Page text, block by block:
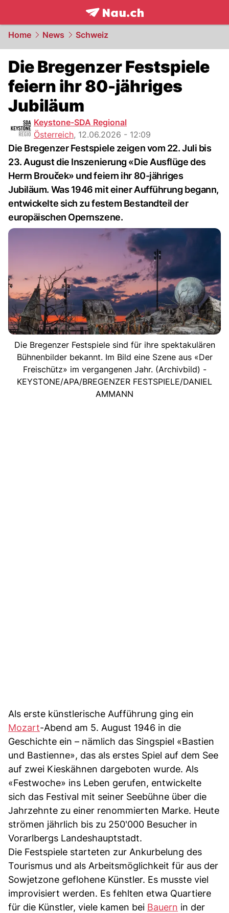
frontpage.NAU.ch
Home News Schweiz
Die Bregenzer Festspiele
feiern ihr 80-jähriges
Jubiläum
Keystone-SDA Regional
Österreich, 12.06.2026 - 12:09
Die Bregenzer Festspiele zeigen vom 22. Juli bis
23. August die Inszenierung «Die Ausflüge des
Herrn Brouček» und feiern ihr 80-jähriges
Jubiläum. Was 1946 mit einer Aufführung begann,
entwickelte sich zu festem Bestandteil der
europäischen Opernszene.
Die Bregenzer Festspiele sind für ihre spektakulären
Bühnenbilder bekannt. Im Bild eine Szene aus «Der
Freischütz» im vergangenen Jahr. (Archivbild) -
KEYSTONE/APA/BREGENZER FESTSPIELE/DANIEL
AMMANN
Als erste künstlerische Aufführung ging ein
Mozart-Abend am 5. August 1946 in die
Geschichte ein – nämlich das Singspiel «Bastien
und Bastienne», das als erstes Spiel auf dem See
auf zwei Kieskähnen dargeboten wurde. Als
«Festwoche» ins Leben gerufen, entwickelte
sich das Festival mit seiner Seebühne über die
Jahrzehnte zu einer renommierten Marke. Heute
strömen jährlich bis zu 250'000 Besucher in
Vorarlbergs Landeshauptstadt.
Die Festspiele starteten zur Ankurbelung des
Tourismus und als Arbeitsmöglichkeit für aus der
Sowjetzone geflohene Künstler. Es musste viel
improvisiert werden. Es fehlten etwa Quartiere
für die Künstler, viele kamen bei Bauern in der